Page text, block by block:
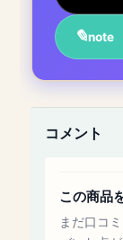
note
コメント
この商品
まだ口コ